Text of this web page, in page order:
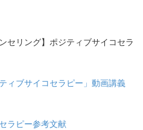
セリング】ポジティブサイコセラ
ィブサイコセラピー」動画講義
ラピー参考文献